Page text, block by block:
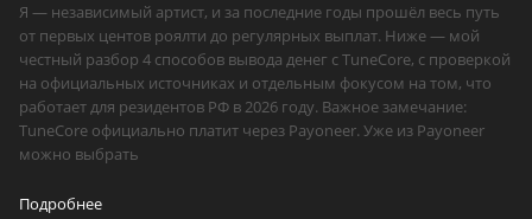
Я — независимый артист, и за последние годы прошёл весь путь
от первых центов роялти до регулярных выплат. Ниже — мой
честный разбор 4 способов вывода денег с TuneCore, с проверкой
на официальных источниках и отдельным фокусом на том, что
работает для резидентов РФ в 2026 году. Важное замечание:
TuneCore официально платит через Payoneer. Уже из Payoneer
можно выбрать
Подробнее